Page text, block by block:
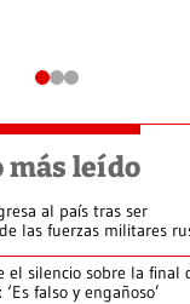
más leído
al país tras ser
las fuerzas militares
el silencio sobre la final
falso y engañoso’